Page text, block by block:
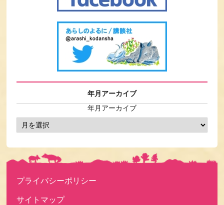
年月アーカイブ
年月アーカイブ
プライバシーポリシー
サイトマップ